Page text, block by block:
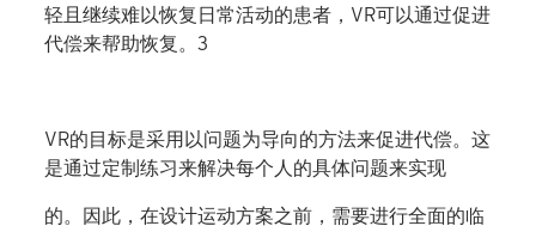
轻且继续难以恢复日常活动的患者，VR可以通过促进
代偿来帮助恢复。3
VR的目标是采用以问题为导向的方法来促进代偿。这
是通过定制练习来解决每个人的具体问题来实现
的。因此，在设计运动方案之前，需要进行全面的临